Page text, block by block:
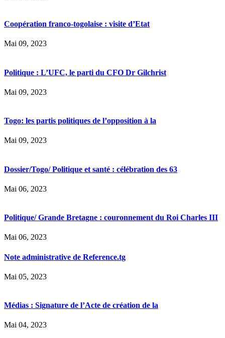
Coopération franco-togolaise : visite d’Etat
Mai 09, 2023
Politique : L’UFC, le parti du CFO Dr Gilchrist
Mai 09, 2023
Togo: les partis politiques de l’opposition à la
Mai 09, 2023
Dossier/Togo/ Politique et santé : célébration des 63
Mai 06, 2023
Politique/ Grande Bretagne : couronnement du Roi Charles III
Mai 06, 2023
Note administrative de Reference.tg
Mai 05, 2023
Médias : Signature de l’Acte de création de la
Mai 04, 2023